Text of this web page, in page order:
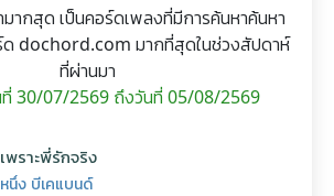
ากสุด เป็นคอร์ดเพลงที่มีการค้นหาค้นหา
ด dochord.com มากที่สุดในช่วงสัปดาห์
ที่ผ่านมา
30/07/2569 ถึงวันที่ 05/08/2569
เพราะพี่รักจริง
หนึ่ง บีเคแบนด์